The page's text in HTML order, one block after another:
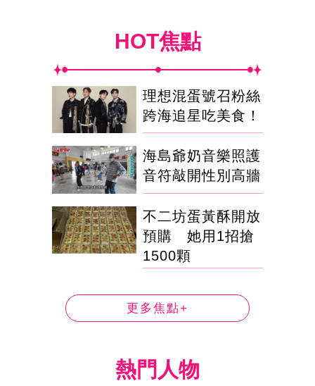
HOT焦點
理想混蛋號召粉絲
跨海追星吃美食！
海島爺奶音樂照護
音符敲開性別高牆
不二坊蛋黃酥開放
預購 她用1招搶
1500顆
更多焦點+
熱門人物